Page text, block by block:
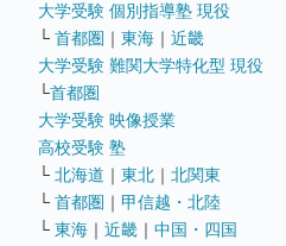
大学受験 個別指導塾 現役
└ 首都圏 ｜ 東海 ｜ 近畿
大学受験 難関大学特化型 現役
└首都圏
大学受験 映像授業
高校受験 塾
└ 北海道 ｜ 東北 ｜ 北関東
└ 首都圏 ｜ 甲信越・北陸
└ 東海 ｜ 近畿 ｜ 中国・四国